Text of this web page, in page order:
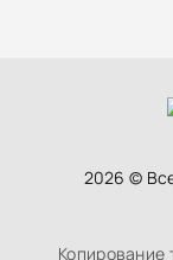
2026 ©
Копирование